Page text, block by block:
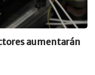
aumentarán